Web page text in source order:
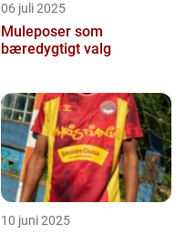
06 juli 2025
Muleposer som
bæredygtigt valg
10 juni 2025